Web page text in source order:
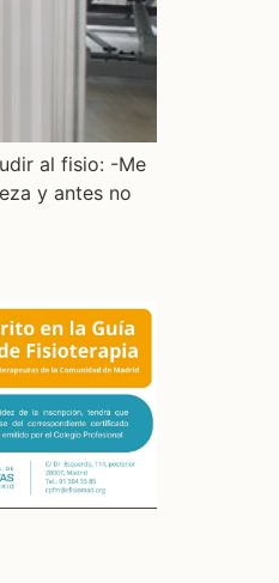
al fisio: -Me
y antes no